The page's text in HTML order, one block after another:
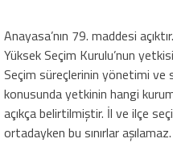
Anayasa’nın 79. maddesi
Yüksek Seçim Kurulu’nun
Seçim süreçlerinin yönetimi ve
konusunda yetkinin hangi
açıkça belirtilmiştir. İl ve ilçe
ortadayken bu sınırlar aşılamaz.